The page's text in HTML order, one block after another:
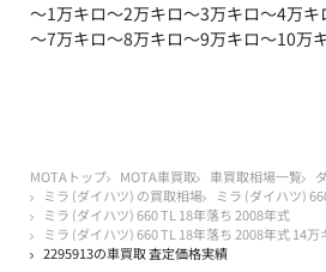
～1万キロ～2万キロ～3万キロ～4万キ
～7万キロ～8万キロ～9万キロ～10万
MOTAトップ MOTA車買取 車買取相場一覧
ミラ (ダイハツ) の買取相場
ミラ (ダイハツ)
ミラ (ダイハツ) 660 TL 18年落ち 2008年式
ミラ (ダイハツ) 660 TL 18年落ち 2008年式 14万
2295913の車買取 査定価格実績